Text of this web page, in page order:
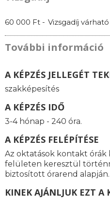
60 000 Ft - Vizsgadíj
További információ
A KÉPZÉS JELLEGÉT
szakképesítés
A KÉPZÉS IDŐ
3-4 hónap - 240 óra.
A KÉPZÉS FELÉPÍTÉSE
Az oktatások kontakt
felületen keresztül
biztosított órarend alapján.
KINEK AJÁNLJUK EZT A